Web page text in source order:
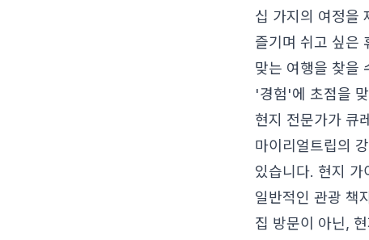
십 가지의 여정을
즐기며 쉬고 싶은
맞는 여행을 찾을
'경험'에 초점을
현지 전문가가 큐
마이리얼트립의
있습니다. 현지
일반적인 관광 책
집 방문이 아닌,